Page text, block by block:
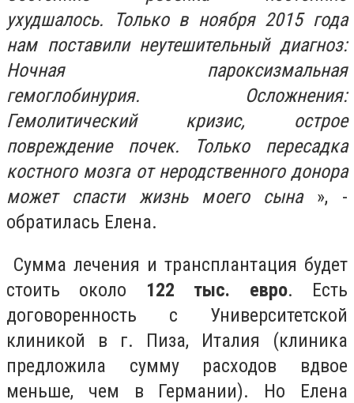
ухудшалось. Только в ноября 2015 года
нам поставили неутешительный диагноз:
Ночная пароксизмальная
гемоглобинурия. Осложнения:
Гемолитический кризис, острое
повреждение почек. Только пересадка
костного мозга от неродственного донора
может спасти жизнь моего сына», -
обратилась Елена.
Сумма лечения и трансплантация будет
стоить около 122 тыс. евро. Есть
договоренность с Университетской
клиникой в г. Пиза, Италия (клиника
предложила сумму расходов вдвое
меньше, чем в Германии). Но Елена